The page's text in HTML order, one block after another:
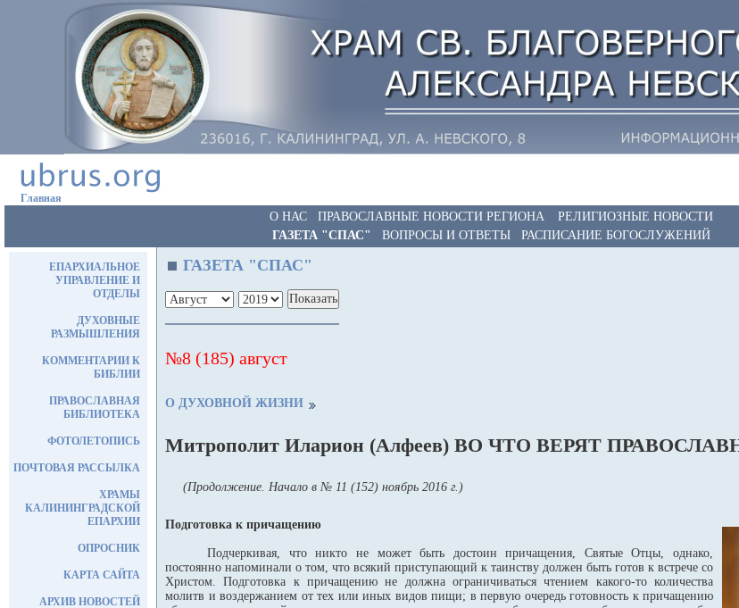
Главная
О НАС ПРАВОСЛАВНЫЕ НОВОСТИ РЕГИОНА
РЕЛИГИОЗНЫЕ НОВОСТИ
ГАЗЕТА "СПАС"
ВОПРОСЫ И ОТВЕТЫ РАСПИСАНИЕ БОГОСЛУЖЕНИЙ
ЕПАРХИАЛЬНОЕ
УПРАВЛЕНИЕ И
ОТДЕЛЫ
ДУХОВНЫЕ
РАЗМЫШЛЕНИЯ
КОММЕНТАРИИ К
БИБЛИИ
ПРАВОСЛАВНАЯ
БИБЛИОТЕКА
ФОТОЛЕТОПИСЬ
ПОЧТОВАЯ РАССЫЛКА
ХРАМЫ
КАЛИНИНГРАДСКОЙ
ЕПАРХИИ
ОПРОСНИК
КАРТА САЙТА
АРХИВ НОВОСТЕЙ
ГАЗЕТА "СПАС"
№8 (185) август
О ДУХОВНОЙ ЖИЗНИ
Митрополит Иларион (Алфеев) ВО ЧТО ВЕРЯТ
(Продолжение. Начало в № 11 (152) ноябрь 2016 г.)
Подготовка к причащению
Подчеркивая, что никто не может быть достоин причащения, Святые Отцы, однако,
постоянно напоминали о том, что всякий приступающий к таинству должен быть готов к встрече со
Христом. Подготовка к причащению не должна ограничиваться чтением какого-то количества
молитв и воздержанием от тех или иных видов пищи; в первую очередь готовность к причащению